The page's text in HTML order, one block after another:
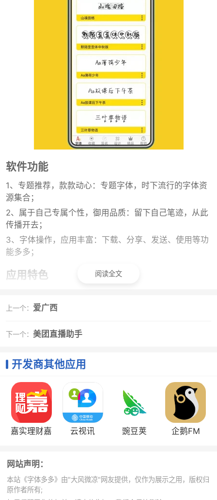
软件功能
1、专题推荐，款款动心：专题字体，时下流行的字体资
源集合；
2、属于自己专属个性，御用品质：留下自己笔迹，从此
传播开去；
3、字体操作，应用丰富：下载、分享、发送、使用等功
能多多；
应用特色
满足大家的字体需求
换使用
载速度都是秒速
最新的华康少女字体，华康娃娃字体、汉仪、书法、经
典、非主流、卖萌、男生、女生、英语、韩语、繁体中
文、日语、法语、西班牙语等系列字体，轻松一键更换
5、在查找不到喜欢的字体时，可使用搜索工具进行
随意改造
小编评价
阅读全文
上一个： 爱广西
下一个： 美团直播助手
开发商其他应用
嘉实理财嘉 云视讯 豌豆荚 企鹅FM
网站声明：
本站《字体多多》由"大风微凉"网友提供，仅作为展示之用，版权归
原作者所有;